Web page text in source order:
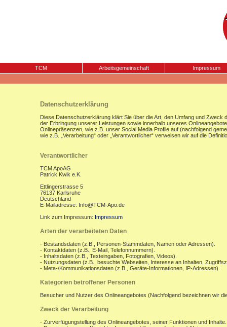
TCM Arbeitsgemeinschaft Impressum
Datenschutzerklärung
Diese Datenschutzerklärung klärt Sie über die Art, den Umfang und
der Erbringung unserer Leistungen sowie innerhalb unseres
Onlinepräsenzen, wie z.B. unser Social Media Profile auf (nachfolgend
wie z.B. „Verarbeitung“ oder „Verantwortlicher“ verweisen wir auf die
Verantwortlicher
TCM ApoAG
Patrick Kwik e.K.
Ettlingerstrasse 5
76137 Karlsruhe
Deutschland
E-Mailadresse: Info@TCM-Apo.de
Link zum Impressum: Impressum
Arten der verarbeiteten Daten
- Bestandsdaten (z.B., Personen-Stammdaten, Namen oder Adressen).
- Kontaktdaten (z.B., E-Mail, Telefonnummern).
- Inhaltsdaten (z.B., Texteingaben, Fotografien, Videos).
- Nutzungsdaten (z.B., besuchte Webseiten, Interesse an Inhalten,
- Meta-/Kommunikationsdaten (z.B., Geräte-Informationen, IP-Adressen).
Kategorien betroffener Personen
Besucher und Nutzer des Onlineangebotes (Nachfolgend bezeichnen wir
Zweck der Verarbeitung
- Zurverfügungstellung des Onlineangebotes, seiner Funktionen und Inhalte.